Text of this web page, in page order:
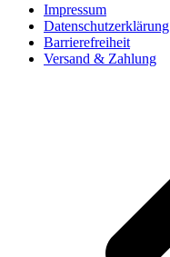
Impressum
Datenschutzerklärung
Barrierefreiheit
Versand & Zahlung